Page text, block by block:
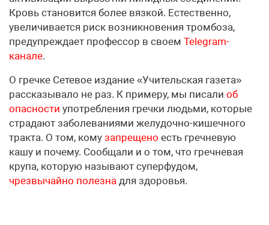
Кровь становится более вязкой. Естественно,
увеличивается риск возникновения тромбоза,
предупреждает профессор в своем Telegram-
канале.
О гречке Сетевое издание «Учительская газета»
рассказывало не раз. К примеру, мы писали об
опасности употребления гречки людьми, которые
страдают заболеваниями желудочно-кишечного
тракта. О том, кому запрещено есть гречневую
кашу и почему. Сообщали и о том, что гречневая
крупа, которую называют суперфудом,
чрезвычайно полезна для здоровья.